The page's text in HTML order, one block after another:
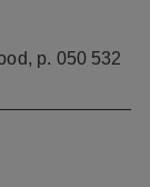
p. 050 532